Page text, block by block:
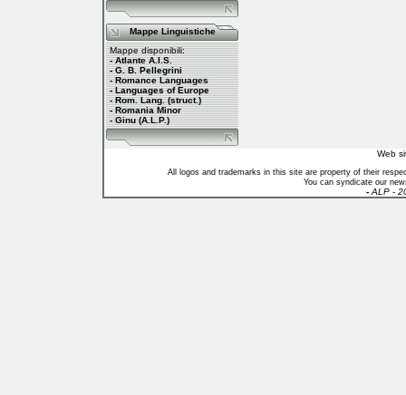
Mappe Linguistiche
Mappe disponibili:
- Atlante A.I.S.
- G. B. Pellegrini
- Romance Languages
- Languages of Europe
- Rom. Lang. (struct.)
- Romania Minor
- Ginu (A.L.P.)
Web
All logos and trademarks in this site are property of their
You can syndicate our
- ALP -